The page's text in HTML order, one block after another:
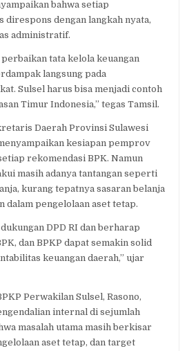
bahwa setiap
direspons dengan langkah nyata,
administratif.
tata kelola keuangan
langsung pada
Sulsel harus bisa menjadi contoh
Timur Indonesia,” tegas Tamsil.
Daerah Provinsi Sulawesi
kesiapan pemprov
rekomendasi BPK. Namun
masih adanya tantangan seperti
kurang tepatnya sasaran belanja
dalam pengelolaan aset tetap.
DPD RI dan berharap
dan BPKP dapat semakin solid
keuangan daerah,” ujar
Perwakilan Sulsel, Rasono,
internal di sejumlah
masalah utama masih berkisar
aset tetap, dan target